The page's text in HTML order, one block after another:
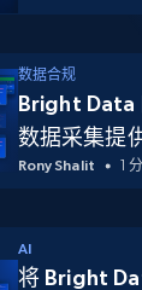
数据合规
Bright Data
数据采集提
Rony Shalit 1
AI
将 Bright